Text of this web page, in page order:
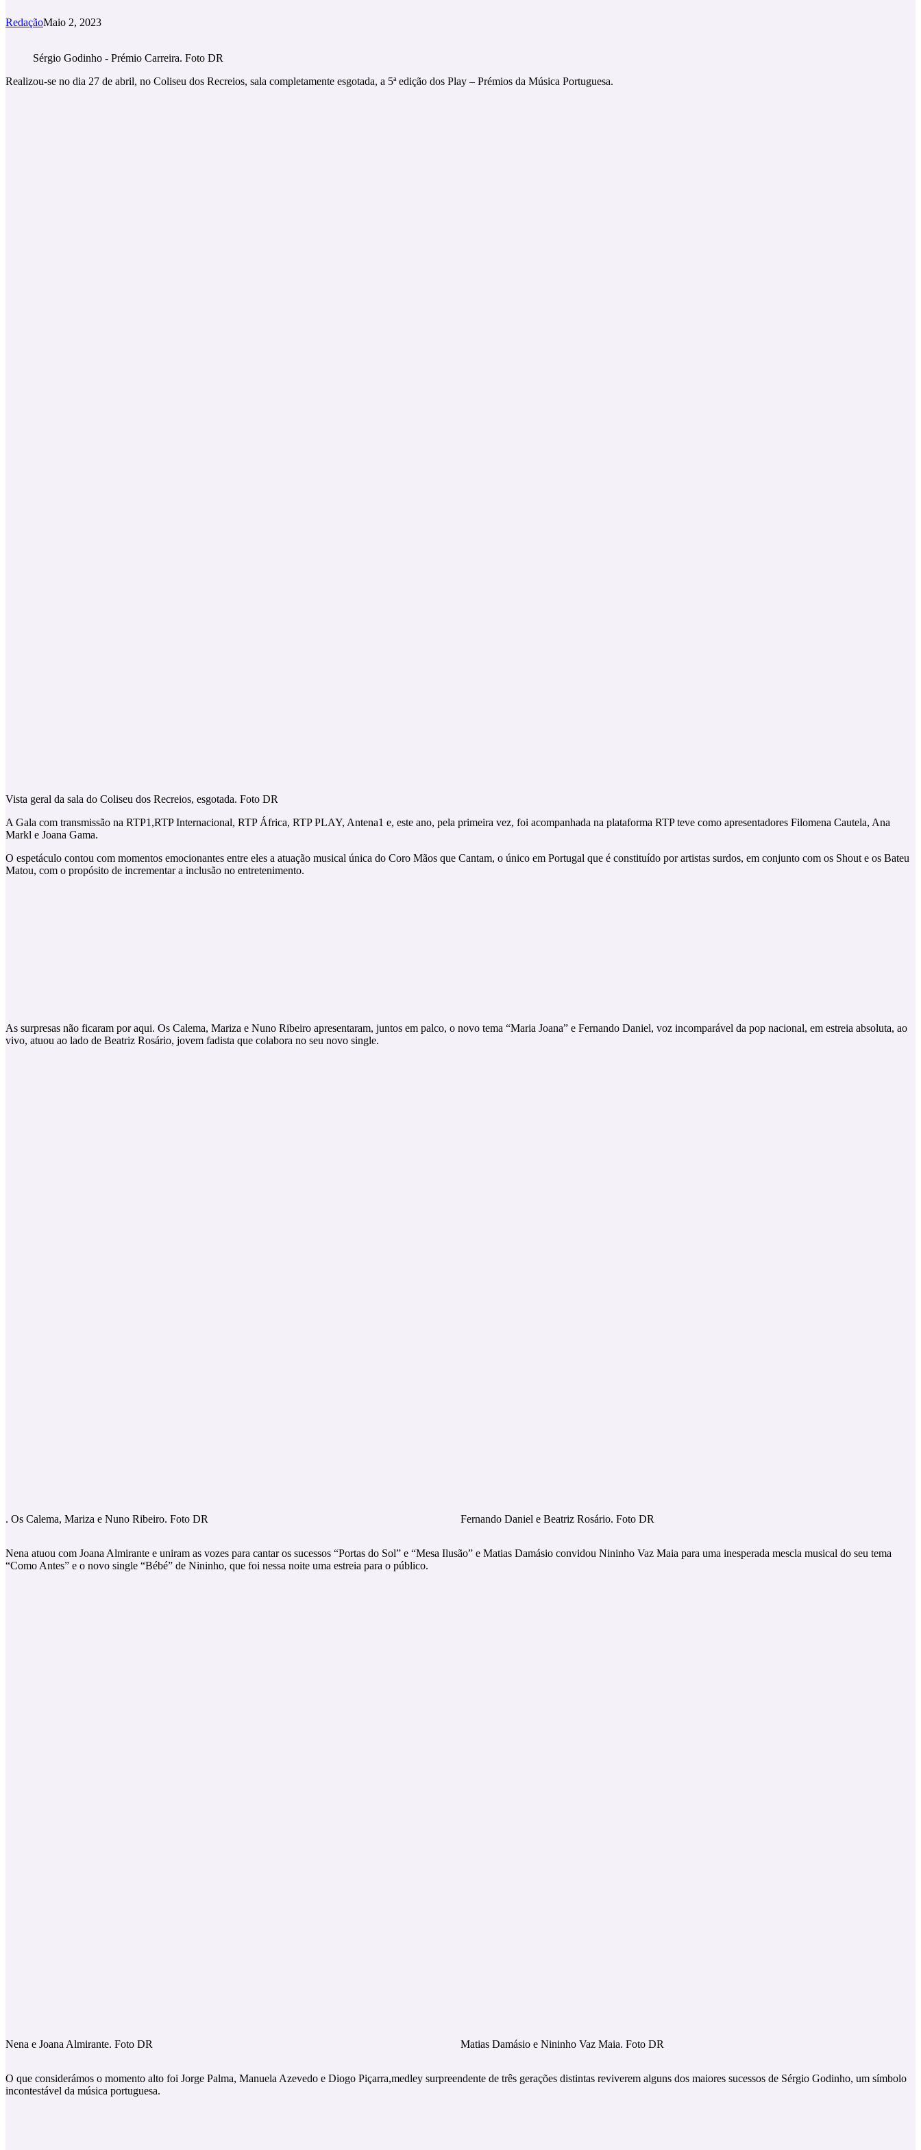
RedaçãoMaio 2, 2023
Sérgio Godinho - Prémio Carreira. Foto DR
Realizou-se no dia 27 de abril, no Coliseu dos Recreios, sala completamente esgotada, a 5ª edição dos Play – Prémios da Música Portuguesa.
Vista geral da sala do Coliseu dos Recreios, esgotada. Foto DR
A Gala com transmissão na RTP1,RTP Internacional, RTP África, RTP PLAY, Antena1 e, este ano, pela primeira vez, foi acompanhada na plataforma RTP teve como apresentadores Filomena Cautela, Ana
Markl e Joana Gama.
O espetáculo contou com momentos emocionantes entre eles a atuação musical única do Coro Mãos que Cantam, o único em Portugal que é constituído por artistas surdos, em conjunto com os Shout e os Bateu
Matou, com o propósito de incrementar a inclusão no entretenimento.
As surpresas não ficaram por aqui. Os Calema, Mariza e Nuno Ribeiro apresentaram, juntos em palco, o novo tema “Maria Joana” e Fernando Daniel, voz incomparável da pop nacional, em estreia absoluta, ao
vivo, atuou ao lado de Beatriz Rosário, jovem fadista que colabora no seu novo single.
. Os Calema, Mariza e Nuno Ribeiro. Foto DR Fernando Daniel e Beatriz Rosário. Foto DR
Nena atuou com Joana Almirante e uniram as vozes para cantar os sucessos “Portas do Sol” e “Mesa Ilusão” e Matias Damásio convidou Nininho Vaz Maia para uma inesperada mescla musical do seu tema
“Como Antes” e o novo single “Bébé” de Nininho, que foi nessa noite uma estreia para o público.
Nena e Joana Almirante. Foto DR Matias Damásio e Nininho Vaz Maia. Foto DR
O que considerámos o momento alto foi Jorge Palma, Manuela Azevedo e Diogo Piçarra,medley surpreendente de três gerações distintas reviverem alguns dos maiores sucessos de Sérgio Godinho, um símbolo
incontestável da música portuguesa.